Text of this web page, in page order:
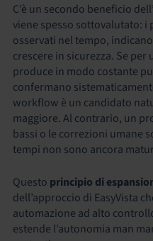
C’è un secondo beneficio
viene spesso sottovalutato: i
osservati nel tempo,
crescere in sicurezza. Se
produce in modo costante
confermano
workflow è un candidato
maggiore. Al contrario, un
bassi o le correzioni umane
tempi non sono ancora
Questo principio di
dell’approccio di EasyVista
automazione ad alto
estende l’autonomia man